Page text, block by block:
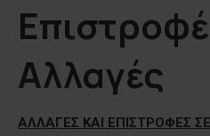
Αλλαγές
ΑΛΛΑΓΕΣ ΚΑΙ ΕΠΙΣΤΡΟΦΕΣ ΣΕ